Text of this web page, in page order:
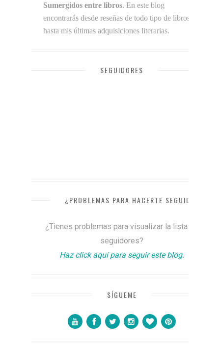
Sumergidos entre libros. En este blog
encontrarás desde reseñas de todo tipo de libros
hasta mis últimas adquisiciones literarias.
SEGUIDORES
¿PROBLEMAS PARA HACERTE SEGUIDOR?
¿Tienes problemas para visualizar la lista de
seguidores?
Haz click aquí para seguir este blog.
SÍGUEME